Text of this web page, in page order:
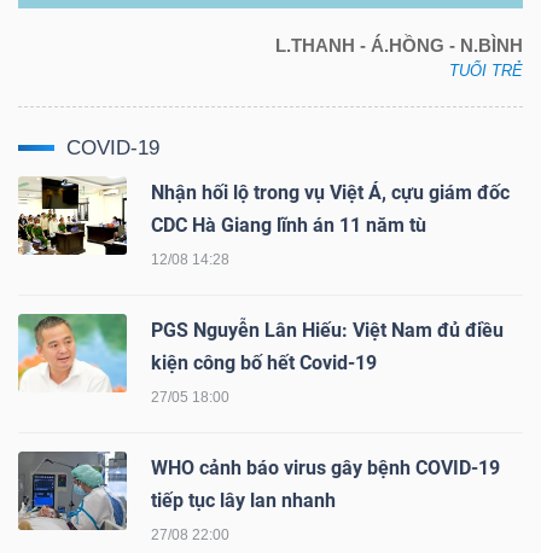
L.THANH - Á.HỒNG - N.BÌNH
TUỔI TRẺ
COVID-19
Nhận hối lộ trong vụ Việt Á, cựu giám đốc
CDC Hà Giang lĩnh án 11 năm tù
12/08 14:28
PGS Nguyễn Lân Hiếu: Việt Nam đủ điều
kiện công bố hết Covid-19
27/05 18:00
WHO cảnh báo virus gây bệnh COVID-19
tiếp tục lây lan nhanh
27/08 22:00